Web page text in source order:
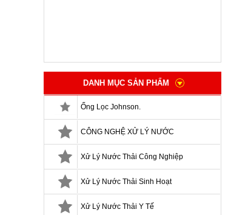
DANH MỤC SẢN PHẨM
Ống Lọc Johnson.
CÔNG NGHỆ XỬ LÝ NƯỚC
Xử Lý Nước Thải Công Nghiệp
Xử Lý Nước Thải Sinh Hoạt
Xử Lý Nước Thải Y Tế